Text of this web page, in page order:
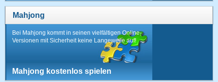
Mahjong
Bei Mahjong kommt in seinen vielfältigen Online-
Versionen mit Sicherheit keine Langeweile auf!
Mahjong kostenlos spielen